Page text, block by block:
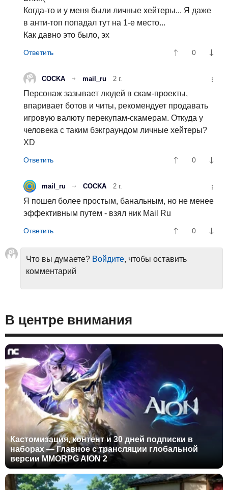
Когда-то и у меня были личные хейтеры... Я даже
в анти-топ попадал тут на 1-е место...
Как давно это было, эх
0
COCKA mail_ru 2 г.
Персонаж зазывает людей в скам-проекты,
впаривает ботов и читы, рекомендует продавать
игровую валюту перекупам-скамерам. Откуда у
человека с таким бэкграундом личные хейтеры?
XD
0
mail_ru COCKA 2 г.
Я пошел более простым, банальным, но не менее
эффективным путем - взял ник Mail Ru
0
Что вы думаете? Войдите, чтобы оставить
комментарий
В центре внимания
Кастомизация, контент и 30 дней подписки в
наборах — Главное с трансляции глобальной
версии MMORPG AION 2